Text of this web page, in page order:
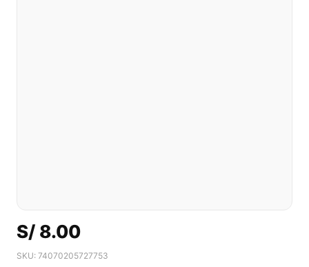
S/ 8.00
SKU: 74070205727753